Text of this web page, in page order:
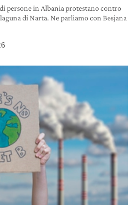
persone in Albania protestano contro
di Narta. Ne parliamo con Besjana